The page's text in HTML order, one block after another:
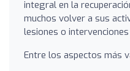
integral en la
muchos volver a sus
lesiones o
Entre los aspectos más